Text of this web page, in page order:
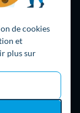
de cookies
et
plus sur
|Données